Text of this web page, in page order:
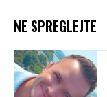
NE SPREGLEJTE